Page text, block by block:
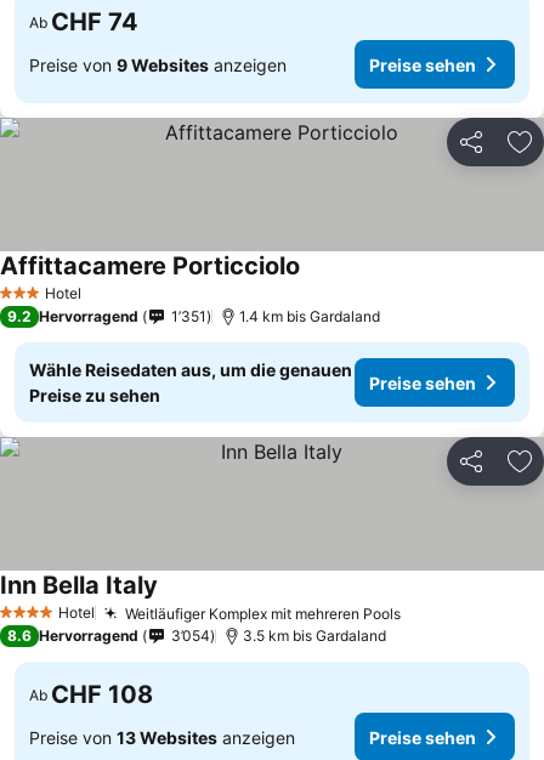
Ab CHF 74
Preise von 9 Websites anzeigen Preise sehen
Teilen
3 SterneHotel
Affittacamere Porticciolo
9.2 Hervorragend 1’351 1.4 km bis Gardaland
Wähle Reisedaten aus, um die genauen
Preise zu sehen
Preise sehen
Teilen
4 Sterne Hotel Weitläufiger Komplex mit mehreren Pools
Inn Bella Italy
8.6 Hervorragend 3’054 3.5 km bis Gardaland
Ab CHF 108
Preise von 13 Websites anzeigen Preise sehen